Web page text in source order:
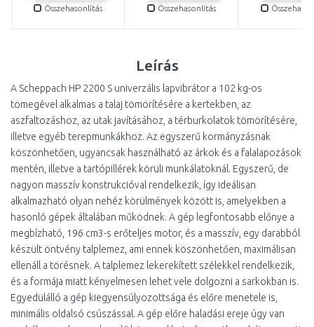
Összehasonlítás Összehasonlítás
Leírás
A Scheppach HP 2200 S univerzális lapvibrátor a 102 kg-os
tömegével alkalmas a talaj tömörítésére a kertekben, az
aszfaltozáshoz, az utak javításához, a térburkolatok tömörítésére,
illetve egyéb terepmunkákhoz. Az egyszerű kormányzásnak
köszönhetően, ugyancsak használható az árkok és a falalapozások
mentén, illetve a tartópillérek körüli munkálatoknál. Egyszerű, de
nagyon masszív konstrukcióval rendelkezik, így ideálisan
alkalmazható olyan nehéz körülmények között is, amelyekben a
hasonló gépek általában működnek. A gép legfontosabb előnye a
megbízható, 196 cm3-s erőteljes motor, és a masszív, egy darabból
készült öntvény talplemez, ami ennek köszönhetően, maximálisan
ellenáll a törésnek. A talplemez lekerekített szélekkel rendelkezik,
és a formája miatt kényelmesen lehet vele dolgozni a sarkokban is.
Egyedülálló a gép kiegyensúlyozottsága és előre menetele is,
minimális oldalsó csúszással. A gép előre haladási ereje úgy van